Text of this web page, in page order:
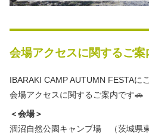
会場アクセスに関するご案
IBARAKI CAMP AUTUMN FESTAに
会場アクセスに関するご案内です🚗
＜会場＞
涸沼自然公園キャンプ場 （茨城県